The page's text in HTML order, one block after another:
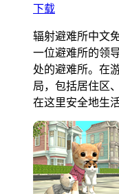
下载
辐射避难所中文
一位避难所的领
处的避难所。在
局，包括居住区
在这里安全地生